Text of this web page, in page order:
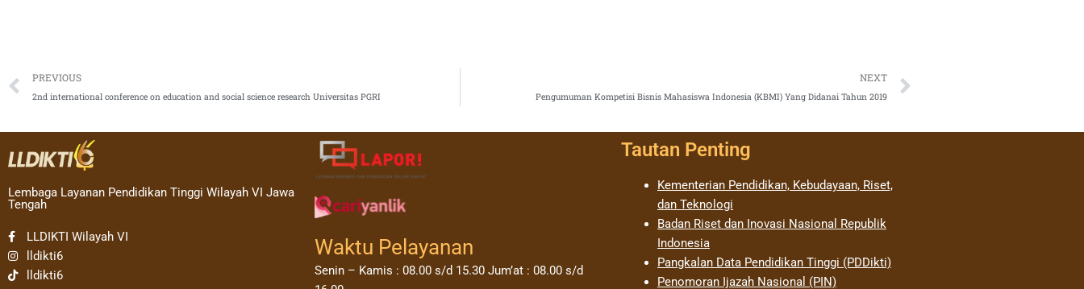
Prev
PREVIOUS
2nd international conference on education and social science research Universitas PGRI
NEXT
Pengumuman Kompetisi Bisnis Mahasiswa Indonesia (KBMI) Yang Didanai Tahun 2019
Lembaga Layanan Pendidikan Tinggi Wilayah VI Jawa
Tengah
LLDIKTI Wilayah VI
lldikti6
lldikti6
Waktu Pelayanan
Senin – Kamis : 08.00 s/d 15.30 Jum’at : 08.00 s/d
Tautan Penting
Kementerian Pendidikan, Kebudayaan, Riset,
dan Teknologi
Badan Riset dan Inovasi Nasional Republik
Indonesia
Pangkalan Data Pendidikan Tinggi (PDDikti)
Penomoran Ijazah Nasional (PIN)